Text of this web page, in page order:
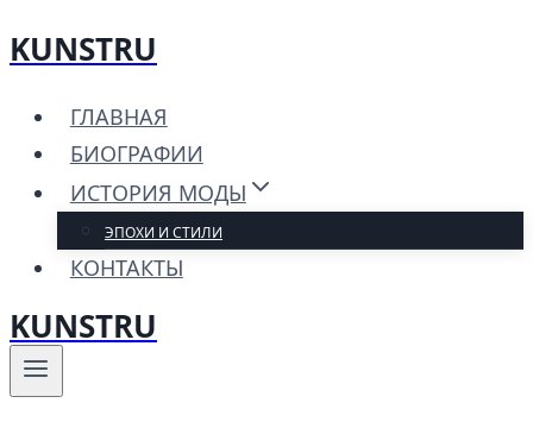
Перейти
содержимому
KUNSTRU
ГЛАВНАЯ
БИОГРАФИИ
ИСТОРИЯ МОДЫ
ЭПОХИ И СТИЛИ
КОНТАКТЫ
KUNSTRU